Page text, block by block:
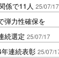
係で11人 25/07/17
弾力性確保を
続選定 25/07/17
連続表彰 25/07/